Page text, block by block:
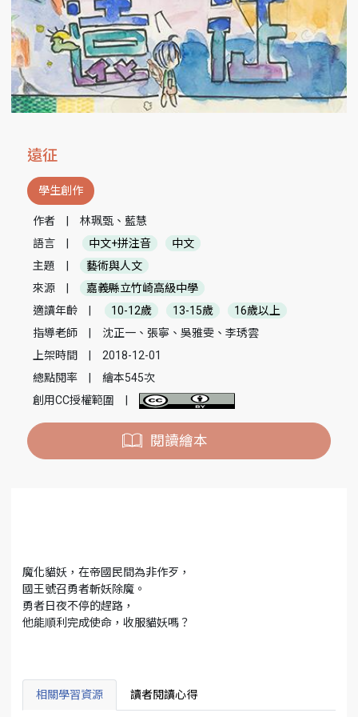
遠征
學生創作
作者
林珮甄、藍慧
語言
中文+拼注音
中文
主題
藝術與人文
來源
嘉義縣立竹崎高級中學
適讀年齡
10-12歲 13-15歲
16歲以上
指導老師
沈正一、張寧、吳雅雯、李琇雲
上架時間
2018-12-01
總點閱率
繪本545次
創用CC授權範圍
閱讀繪本
魔化貓妖，在帝國民間為非作歹，
國王號召勇者斬妖除魔。
勇者日夜不停的趕路，
他能順利完成使命，收服貓妖嗎？
相關學習資源 讀者閱讀心得